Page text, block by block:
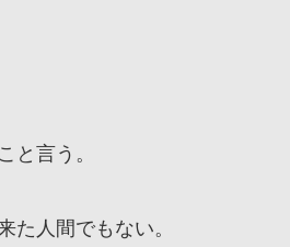
と言う。
た人間でもない。